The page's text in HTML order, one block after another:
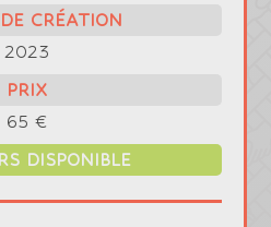
CRÉATION
2023
PRIX
65 €
DISPONIBLE